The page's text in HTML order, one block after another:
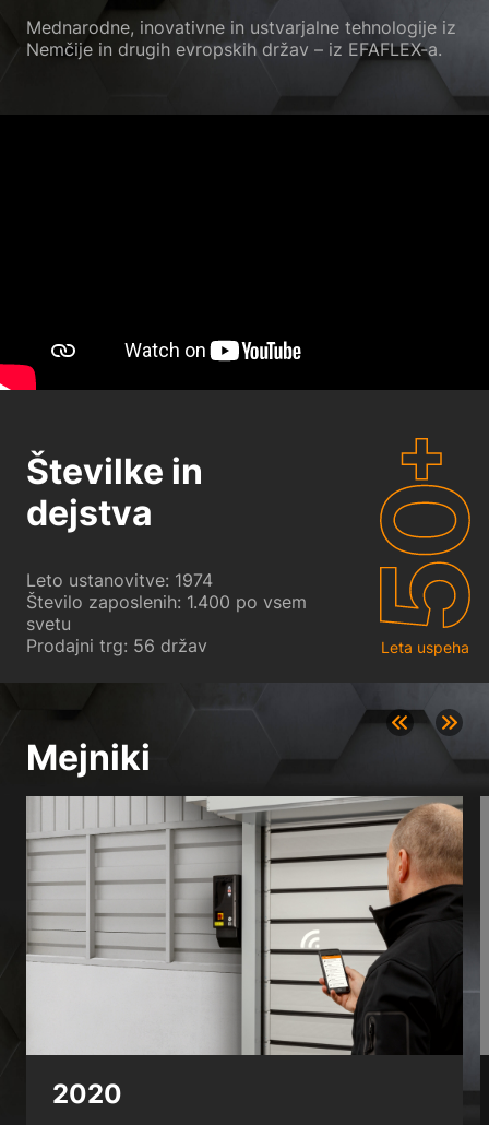
Mednarodne, inovativne in ustvarjalne tehnologije iz
Nemčije in drugih evropskih držav – iz EFAFLEX-a.
Številke in
dejstva
Leto ustanovitve: 1974
Število zaposlenih: 1.400 po vsem
svetu
Prodajni trg: 56 držav
Leta uspeha
Mejniki
2020